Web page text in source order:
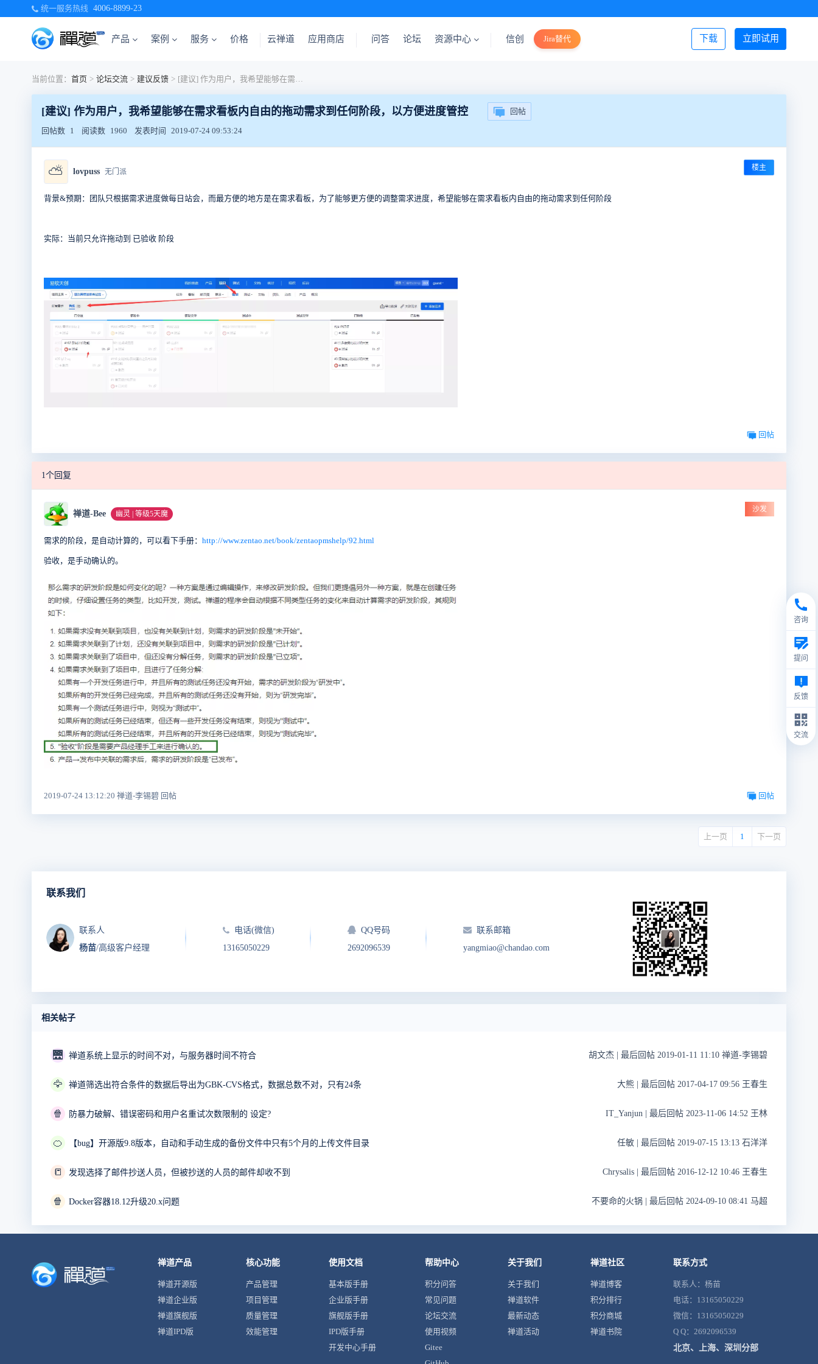
统一服务热线 4006-8899-23
产品 案例 服务 价格 立即试用
下载
云禅道 应用商店 问答 论坛 资源中心 信创 Jira替代 登录/注册
当前位置： 首页 > 论坛交流 > 建议反馈 > [建议] 作为用户，我希望能够在需求看板内自由的拖动需求到任何阶段，以方便进度管控
[建议] 作为用户，我希望能够在需求看板内自由的拖动需求到任何阶段，以方便进度管控 回帖
回帖数 1 阅读数 1960 发表时间 2019-07-24 09:53:24
⛅ lovpuss 无门派 楼主
背景&预期：团队只根据需求进度做每日站会，而最方便的地方是在需求看板，为了能够更方便的调整需求进度，希望能够在需求看板内自由的拖动需求到任何阶段
实际：当前只允许拖动到 已验收 阶段
回帖
1个回复
禅道-Bee 幽灵 | 等级5天魔
沙发
需求的阶段，是自动计算的，可以看下手册： http://www.zentao.net/book/zentaopmshelp/92.html
验收，是手动确认的。
2019-07-24 13:12:20 禅道-李锡碧 回帖 回帖
上一页 1 下一页
联系我们
联系人
杨苗/高级客户经理
电话(微信)
13165050229
QQ号码
2692096539
联系邮箱
yangmiao@chandao.com
相关帖子
🌉 禅道系统上显示的时间不对，与服务器时间不符合 胡文杰 | 最后回帖 2019-01-11 11:10 禅道-李锡碧
🦅 禅道筛选出符合条件的数据后导出为GBK-CVS格式，数据总数不对，只有24条 大熊 | 最后回帖 2017-04-17 09:56 王春生
🍿 防暴力破解、错误密码和用户名重试次数限制的 设定? IT_Yanjun | 最后回帖 2023-11-06 14:52 王林
🍊 【bug】开源版9.8版本，自动和手动生成的备份文件中只有5个月的上传文件目录 任敏 | 最后回帖 2019-07-15 13:13 石洋洋
📒 发现选择了邮件抄送人员，但被抄送的人员的邮件却收不到 Chrysalis | 最后回帖 2016-12-12 10:46 王春生
🍿 Docker容器18.12升级20.x问题 不要命的火锅 | 最后回帖 2024-09-10 08:41 马超
禅道产品
禅道开源版
禅道企业版
禅道旗舰版
禅道IPD版
核心功能
产品管理
项目管理
质量管理
效能管理
使用文档
基本版手册
企业版手册
旗舰版手册
IPD版手册
开发中心手册
帮助中心
积分问答
常见问题
论坛交流
使用视频
Gitee
关于我们
关于我们
禅道软件
最新动态
禅道活动
禅道社区
禅道博客
积分排行
积分商城
禅道书院
联系方式
联系人：杨苗
电话：13165050229
微信：13165050229
Q Q：2692096539
北京、上海、深圳分部
咨询
提问
反馈
交流